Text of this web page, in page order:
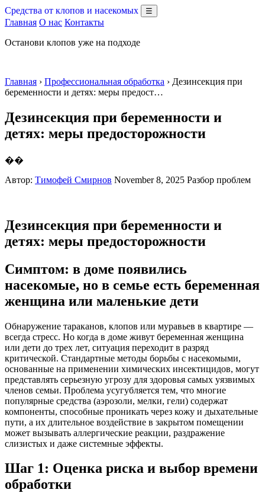
Средства от клопов и насекомых ☰
Главная О нас Контакты
Останови клопов уже на подходе
Главная › Профессиональная обработка › Дезинсекция при
беременности и детях: меры предост…
Дезинсекция при беременности и
детях: меры предосторожности
��
Автор: Тимофей Смирнов November 8, 2025 Разбор проблем
Дезинсекция при беременности и
детях: меры предосторожности
Симптом: в доме появились
насекомые, но в семье есть беременная
женщина или маленькие дети
Обнаружение тараканов, клопов или муравьев в квартире —
всегда стресс. Но когда в доме живут беременная женщина
или дети до трех лет, ситуация переходит в разряд
критической. Стандартные методы борьбы с насекомыми,
основанные на применении химических инсектицидов, могут
представлять серьезную угрозу для здоровья самых уязвимых
членов семьи. Проблема усугубляется тем, что многие
популярные средства (аэрозоли, мелки, гели) содержат
компоненты, способные проникать через кожу и дыхательные
пути, а их длительное воздействие в закрытом помещении
может вызывать аллергические реакции, раздражение
слизистых и даже системные эффекты.
Шаг 1: Оценка риска и выбор времени
обработки